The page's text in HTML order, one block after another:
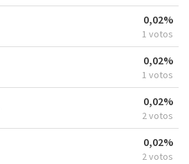
0,02%
1 votos
0,02%
1 votos
0,02%
2 votos
0,02%
2 votos